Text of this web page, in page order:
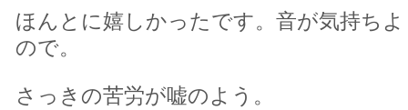
ほんとに嬉しかったです。音が気持ち
ので。
さっきの苦労が嘘のよう。